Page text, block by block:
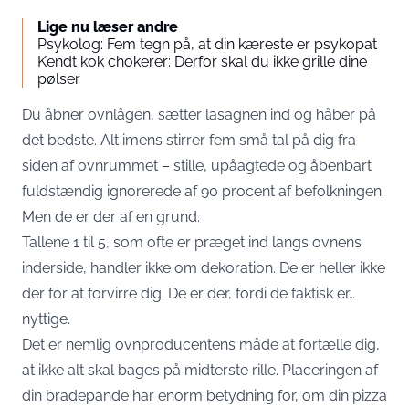
Lige nu læser andre
Psykolog: Fem tegn på, at din kæreste er psykopat
Kendt kok chokerer: Derfor skal du ikke grille dine
pølser
Du åbner ovnlågen, sætter lasagnen ind og håber på
det bedste. Alt imens stirrer fem små tal på dig fra
siden af ovnrummet – stille, upåagtede og åbenbart
fuldstændig ignorerede af 90 procent af befolkningen.
Men de er der af en grund.
Tallene 1 til 5, som ofte er præget ind langs ovnens
inderside, handler ikke om dekoration. De er heller ikke
der for at forvirre dig. De er der, fordi de faktisk er…
nyttige.
Det er nemlig ovnproducentens måde at fortælle dig,
at ikke alt skal bages på midterste rille. Placeringen af
din bradepande har enorm betydning for, om din pizza